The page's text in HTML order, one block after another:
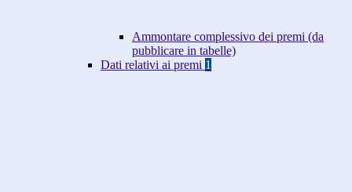
Ammontare complessivo dei premi (da
pubblicare in tabelle)
Dati relativi ai premi 1